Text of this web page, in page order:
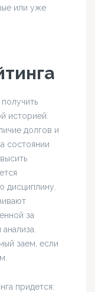
или уже
историей.
долгов и
состоянии
дисциплину.
за
заем, если
придется: